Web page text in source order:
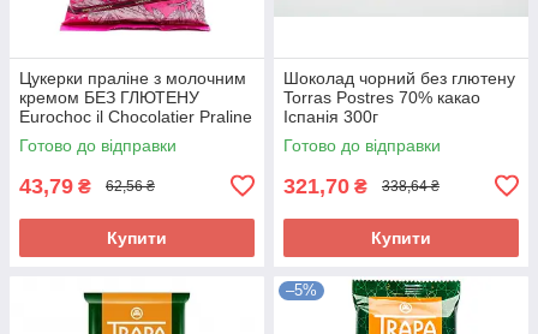
Цукерки праліне з молочним
кремом БЕЗ ГЛЮТЕНУ
Eurochoc il Chocolatier Praline
Bianco 100г Іспанія
Готово до відправки
43,79 ₴ 62,56 ₴
Купити
Шоколад чорний без глютену
Torras Postres 70% какао
Іспанія 300г
Готово до відправки
321,70 ₴ 338,64 ₴
Купити
–5%